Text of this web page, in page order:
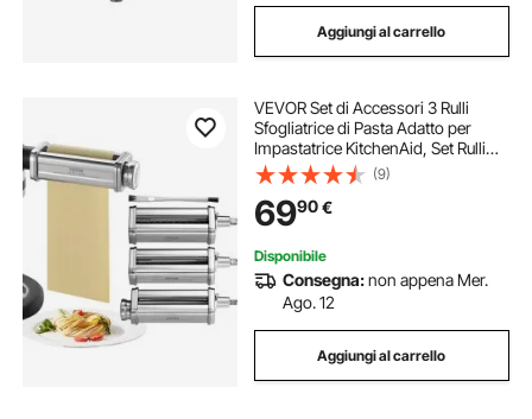
Aggiungi al carrello
VEVOR Set di Accessori 3 Rulli
Sfogliatrice di Pasta Adatto per
Impastatrice KitchenAid, Set Rulli
per Tagliapasta Acciaio Inox 3 Pezzi
Compatibile per Robot da Cucina
KitchenAid Spessore Regolabile
(9)
6990€
Disponibile
Consegna:non appena Mer.
Ago. 12
Aggiungi al carrello